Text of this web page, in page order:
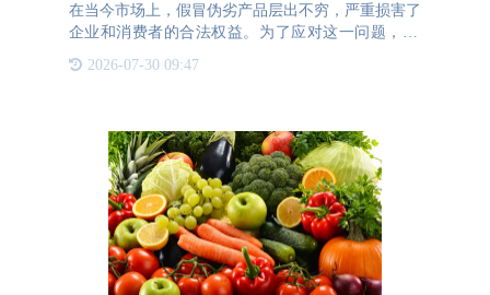
在当今市场上，假冒伪劣产品层出不穷，严重损害了
企业和消费者的合法权益。为了应对这一问题，PA
了更高效、更安全的防伪手段。一物一码技术的核心
2026-07-30 09:47